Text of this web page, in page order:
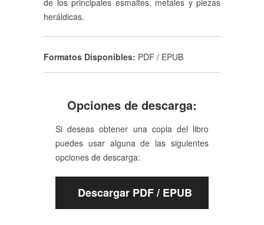
de los principales esmaltes, metales y piezas
heráldicas.
Formatos Disponibles: PDF / EPUB
Opciones de descarga:
Si deseas obtener una copia del libro
puedes usar alguna de las siguientes
opciones de descarga:
Descargar PDF / EPUB